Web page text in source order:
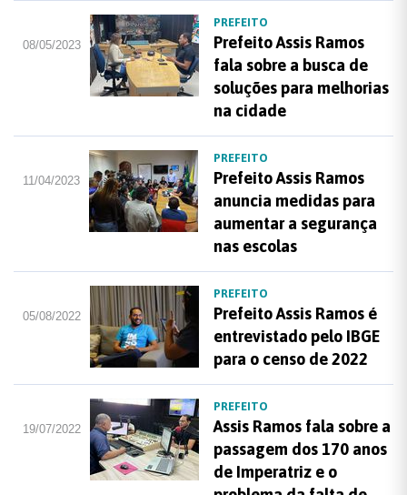
08/05/2023
PREFEITO
Prefeito Assis Ramos
fala sobre a busca de
soluções para melhorias
na cidade
11/04/2023
PREFEITO
Prefeito Assis Ramos
anuncia medidas para
aumentar a segurança
nas escolas
05/08/2022
PREFEITO
Prefeito Assis Ramos é
entrevistado pelo IBGE
para o censo de 2022
19/07/2022
PREFEITO
Assis Ramos fala sobre a
passagem dos 170 anos
de Imperatriz e o